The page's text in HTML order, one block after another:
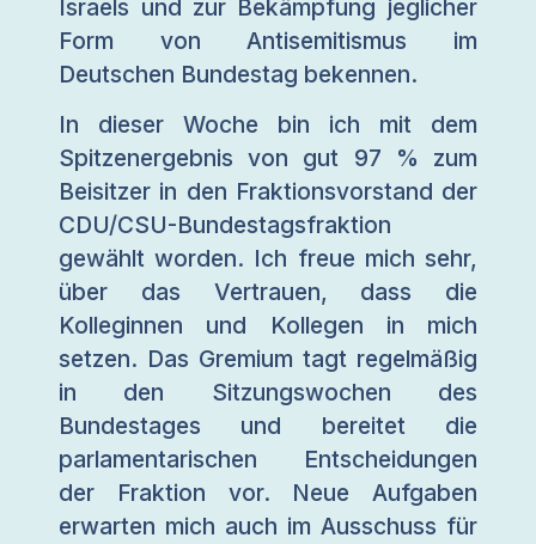
Israels und zur Bekämpfung jeglicher
Form von Antisemitismus im
Deutschen Bundestag bekennen.
In dieser Woche bin ich mit dem
Spitzenergebnis von gut 97 % zum
Beisitzer in den Fraktionsvorstand der
CDU/CSU-Bundestagsfraktion
gewählt worden. Ich freue mich sehr,
über das Vertrauen, dass die
Kolleginnen und Kollegen in mich
setzen. Das Gremium tagt regelmäßig
in den Sitzungswochen des
Bundestages und bereitet die
parlamentarischen Entscheidungen
der Fraktion vor. Neue Aufgaben
erwarten mich auch im Ausschuss für